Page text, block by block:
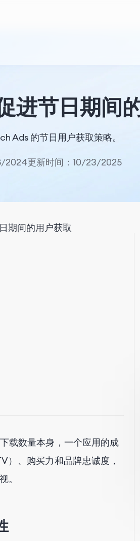
进节日期间
Ads 的节日用户获取策略。
2024更新时间：10/23/2025
期间的用户获取
载数量本身，一个应用的成
）、购买力和品牌忠诚度，
。